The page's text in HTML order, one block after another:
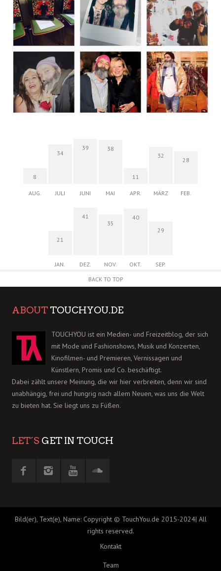
8
AUG.
34
JULI
39
JUNI
38
MAI
11
APR.
32
MÄRZ
28
FEB.
21
JAN.
41
DEZ.
35
NOV.
40
OKT.
29
SEP.
BACK TO TOP
ABOUT TOUCHYOU.DE
TOUCHYOU ist ein Medien- und Freizeitblog, der sich
mit Mode und Fashionshows, Musik und Konzerten,
Kinofilmen- und Premieren, Vernissagen und
Künstlern, Promis und Co. beschäftigt.
Dabei zählt unsere Meinung, die wir hier verbreiten, denn wir sind
unabhängig, frei und hungrig nach allem Neuen, was uns die Welt
zu bieten hat. Sie liegt uns zu Füßen.
LET´S GET IN TOUCH
Bild(er), Text(e), Name: Copyright © TouchYou.de 2015-2024| All
rights reserved.
Kontakt
Team